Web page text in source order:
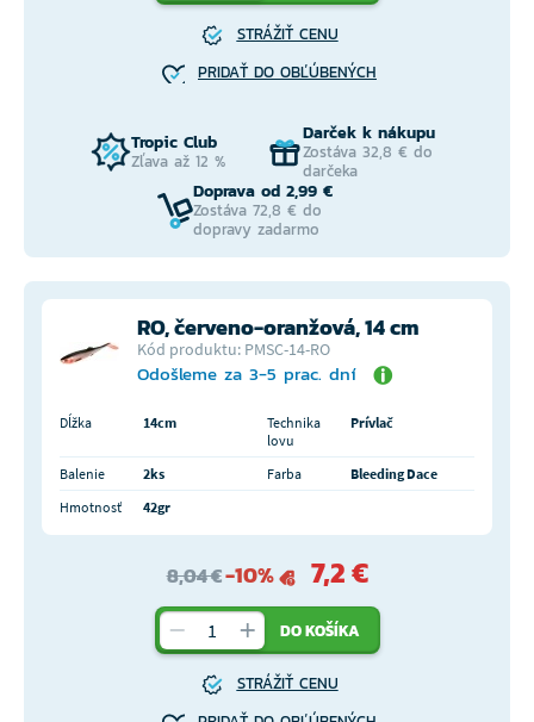
STRÁŽIŤ CENU
PRIDAŤ DO OBĽÚBENÝCH
Tropic Club
Zľava až 12 %
Darček k nákupu
Zostáva 32,8 € do
darčeka
Doprava od 2,99 €
Zostáva 72,8 € do
dopravy zadarmo
RO, červeno-oranžová, 14 cm
Kód produktu: PMSC-14-RO
Odošleme za 3-5 prac. dní
Dĺžka 14cm
Technika
lovu
Prívlač
Balenie 2ks Farba
Bleeding Dace
Hmotnosť
42gr
8,04 €-10% 7,2 €
DO KOŠÍKA
STRÁŽIŤ CENU